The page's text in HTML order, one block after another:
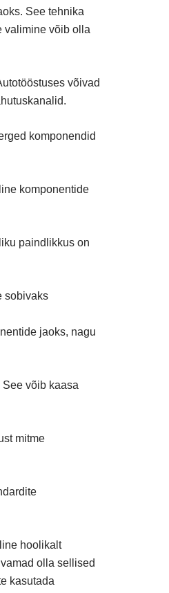
See tehnika
valimine võib olla
võivad
komponendid
komponentide
paindlikkus on
sobivaks
jaoks, nagu
võib kaasa
mitme
hoolikalt
olla sellised
kasutada